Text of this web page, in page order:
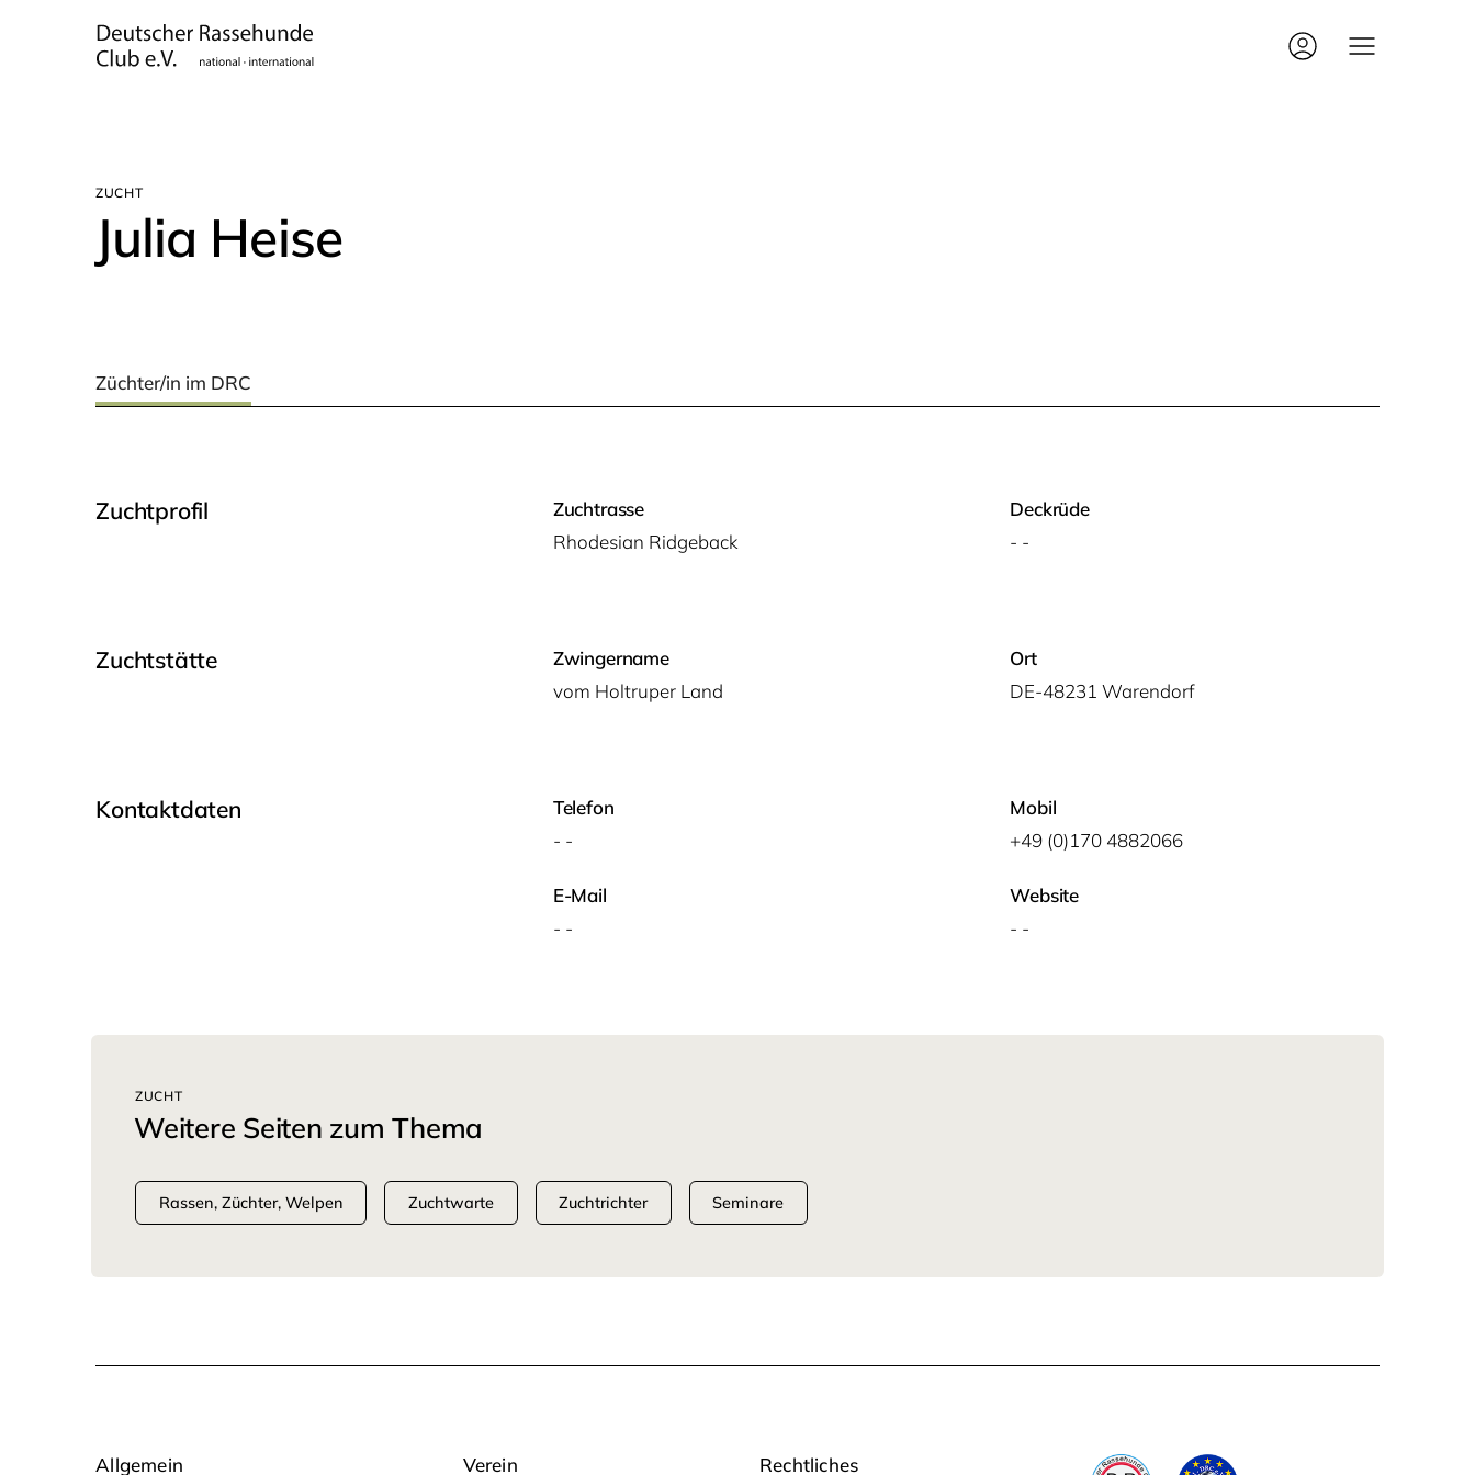
ZUCHT
Julia Hei­se
Züchter/in im DRC
Zuchtprofil
Zuchtrasse
Rho­de­si­an Ridgeback
Deckrüde
- -
Zuchtstätte
Zwingername
vom Hol­tru­per Land
Ort
DE-48231 Warendorf
Kontaktdaten
Telefon
- -
Mobil
+49 (0)170 4882066
E-Mail
- -
Website
- -
ZUCHT
Weitere Seiten zum Thema
Rassen, Züchter, Welpen Zuchtwarte Zuchtrichter Seminare
Allgemein Verein Rechtliches